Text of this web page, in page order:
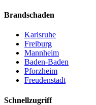
Brandschaden
Karlsruhe
Freiburg
Mannheim
Baden-Baden
Pforzheim
Freudenstadt
Schnellzugriff